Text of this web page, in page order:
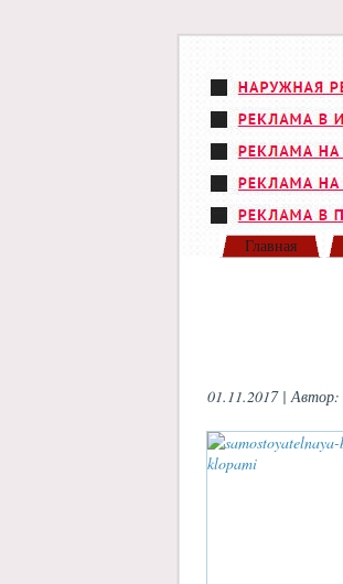
Главная
01.11.2017 | Автор: